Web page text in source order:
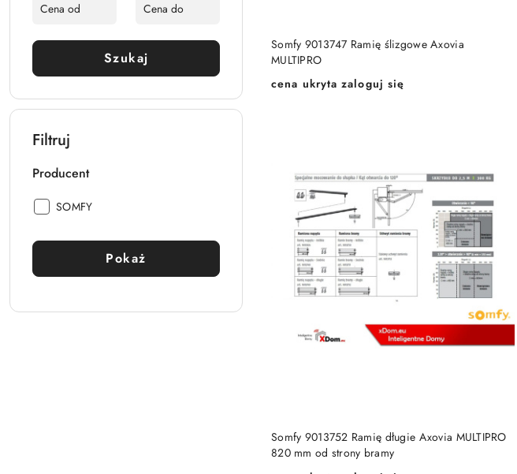
Szukaj
Filtruj
Producent
Producent:
SOMFY
Pokaż
Somfy 9013747 Ramię ślizgowe Axovia
MULTIPRO
Cena:
cena ukryta zaloguj się
DODAJ DO KOSZYKA
Somfy 9013752 Ramię długie Axovia MULTIPRO
820 mm od strony bramy
DODAJ DO KOSZYKA